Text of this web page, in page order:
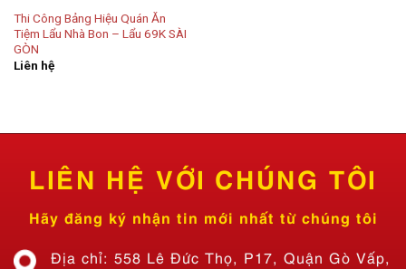
Thi Công Bảng Hiệu Quán Ăn
Tiệm Lẩu Nhà Bon – Lẩu 69K SÀI
GÒN
Liên hệ
LIÊN HỆ VỚI CHÚNG TÔI
Hãy đăng ký nhận tin mới nhất từ chúng tôi
Địa chỉ: 558 Lê Đức Thọ, P17, Quận Gò Vấp,